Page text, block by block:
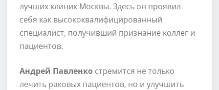
лучших клиник Москвы. Здесь он проявил
себя как высококвалифицированный
специалист, получивший признание коллег и
пациентов.
Андрей Павленко стремится не только
лечить раковых пациентов, но и улучшить